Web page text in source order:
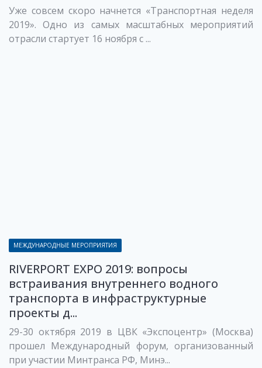
Уже совсем скоро начнется «Транспортная неделя
2019». Одно из самых масштабных мероприятий
отрасли стартует 16 ноября с ...
МЕЖДУНАРОДНЫЕ МЕРОПРИЯТИЯ
RIVERPORT EXPO 2019: вопросы
встраивания внутреннего водного
транспорта в инфраструктурные
проекты д...
29-30 октября 2019 в ЦВК «Экспоцентр» (Москва)
прошел Международный форум, организованный
при участии Минтранса РФ, Минэ...